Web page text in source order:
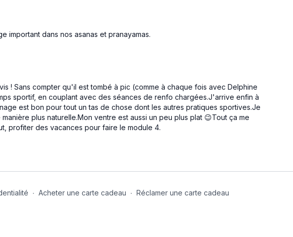
dans nos asanas et pranayamas.
! Sans compter qu'il est tombé à pic (comme à chaque fois avec Delphine
sportif, en couplant avec des séances de renfo chargées.J'arrive enfin à
est bon pour tout un tas de chose dont les autres pratiques sportives.Je
plus naturelle.Mon ventre est aussi un peu plus plat 😉Tout ça me
profiter des vacances pour faire le module 4.
∙ Acheter une carte cadeau ∙ Réclamer une carte cadeau